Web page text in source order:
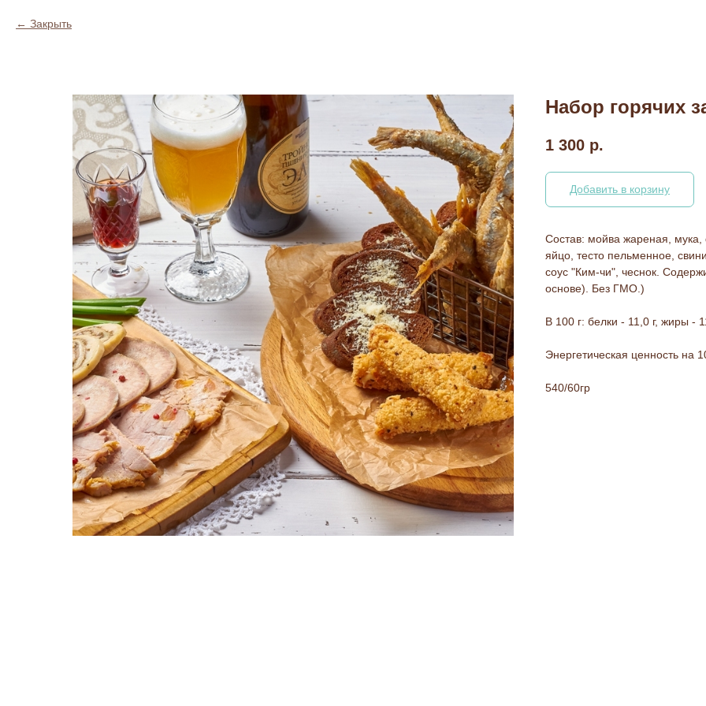
Закрыть
Набор горячих
1 300 р.
Добавить в корзину
Состав: мойва жареная,
яйцо, тесто пельменное,
соус "Ким-чи", чеснок.
основе). Без ГМО.)
В 100 г: белки - 11,0 г, жиры -
Энергетическая ценность на
540/60гр